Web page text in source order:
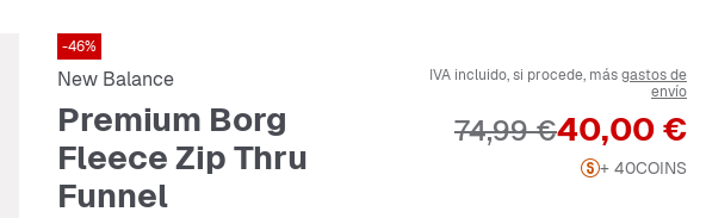
-46%
New Balance
Premium Borg
Fleece Zip Thru
Funnel
IVA incluido, si procede, másgastos de
envío
Precio
40,00 €
Precio original
74,99 €
+ 40COINS